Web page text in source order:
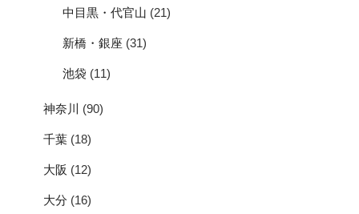
中目黒・代官山 (21)
新橋・銀座 (31)
池袋 (11)
神奈川 (90)
千葉 (18)
大阪 (12)
大分 (16)